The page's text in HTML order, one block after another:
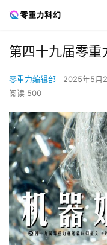
第四十九届零重
零重力编辑部 2025年5月
阅读 500